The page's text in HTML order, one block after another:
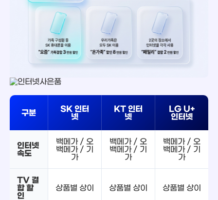
구분
SK 인터
넷
KT 인터
넷
LG U+
인터넷
인터넷
속도
백메가 / 오
백메가 / 기
가
백메가 / 오
백메가 / 기
가
백메가 / 오
백메가 / 기
가
TV 결
합 할
인
상품별 상이 상품별 상이 상품별 상이